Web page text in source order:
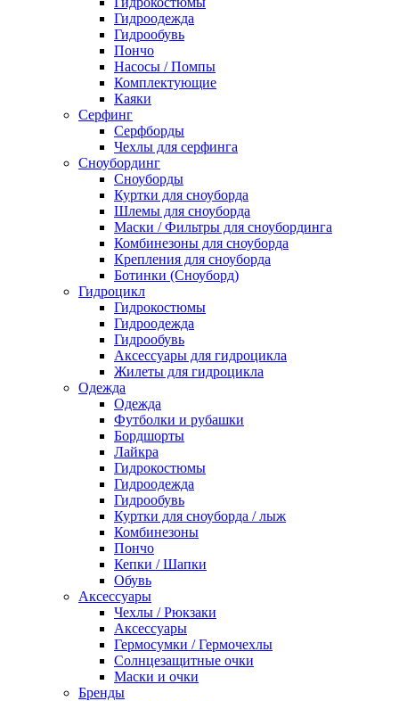
Гидроодежда
Гидрообувь
Пончо
Насосы / Помпы
Комплектующие
Каяки
Серфинг
Серфборды
Чехлы для серфинга
Сноубординг
Сноуборды
Куртки для сноуборда
Шлемы для сноуборда
Маски / Фильтры для сноубординга
Комбинезоны для сноуборда
Крепления для сноуборда
Ботинки (Сноуборд)
Гидроцикл
Гидрокостюмы
Гидроодежда
Гидрообувь
Аксессуары для гидроцикла
Жилеты для гидроцикла
Одежда
Одежда
Футболки и рубашки
Бордшорты
Лайкра
Гидрокостюмы
Гидроодежда
Гидрообувь
Куртки для сноуборда / лыж
Комбинезоны
Пончо
Кепки / Шапки
Обувь
Аксессуары
Чехлы / Рюкзаки
Аксессуары
Гермосумки / Гермочехлы
Солнцезащитные очки
Маски и очки
Бренды